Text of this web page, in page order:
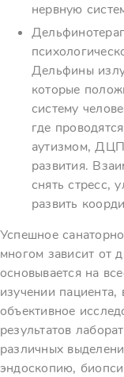
нервную
Дельфины
которые
систему
где
аутизмом,
развития.
снять стресс,
развить
Успешное
многом зависит от
основывается на
изучении
объективное
результатов
различных
эндоскопию,